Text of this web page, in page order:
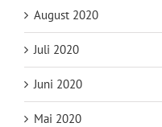
August 2020
Juli 2020
Juni 2020
Mai 2020